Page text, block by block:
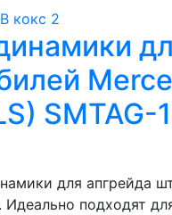
SMTAG-
для апгрейда
подходят